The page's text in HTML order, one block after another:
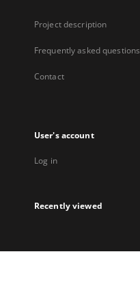
Project description
Frequently asked questions
Contact
User's account
Log in
Recently viewed